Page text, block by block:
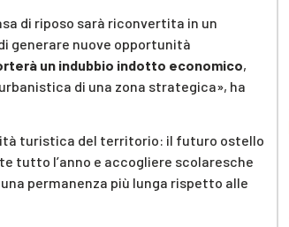
di riposo sarà riconvertita in un
generare nuove opportunità
un indubbio indotto economico,
di una zona strategica», ha
turistica del territorio: il futuro ostello
tutto l’anno e accogliere scolaresche
permanenza più lunga rispetto alle